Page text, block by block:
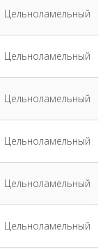
Цельноламельный
Цельноламельный
Цельноламельный
Цельноламельный
Цельноламельный
Цельноламельный